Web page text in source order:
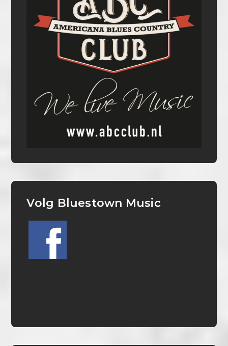
Volg Bluestown Music